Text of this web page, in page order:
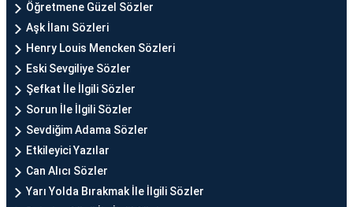
Öğretmene Güzel Sözler
Aşk İlanı Sözleri
Henry Louis Mencken Sözleri
Eski Sevgiliye Sözler
Şefkat İle İlgili Sözler
Sorun İle İlgili Sözler
Sevdiğim Adama Sözler
Etkileyici Yazılar
Can Alıcı Sözler
Yarı Yolda Bırakmak İle İlgili Sözler